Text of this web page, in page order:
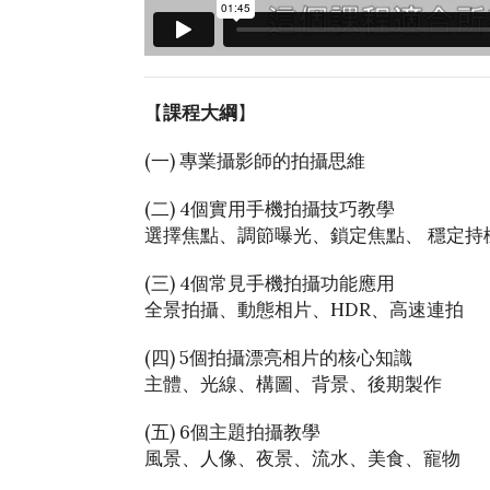
【課程大綱】
(一) 專業攝影師的拍攝思維
(二) 4個實用手機拍攝技巧教學
選擇焦點、調節曝光、鎖定焦點、 穩定持
(三) 4個常見手機拍攝功能應用
全景拍攝、動態相片、HDR、高速連拍
(四) 5個拍攝漂亮相片的核心知識
主體、光線、構圖、背景、後期製作
(五) 6個主題拍攝教學
風景、人像、夜景、流水、美食、寵物